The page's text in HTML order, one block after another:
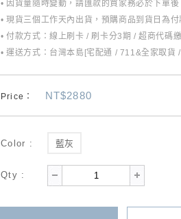
• 因貨量隨時變動，請匯款的買家務必於下單
• 現貨三個工作天內出貨，預購商品到貨日為
• 付款方式：線上刷卡 / 刷卡分3期 / 超商代碼
• 運送方式：台灣本島[宅配通 / 711&全家取
Price： NT$2880
Color : 藍灰
Qty :